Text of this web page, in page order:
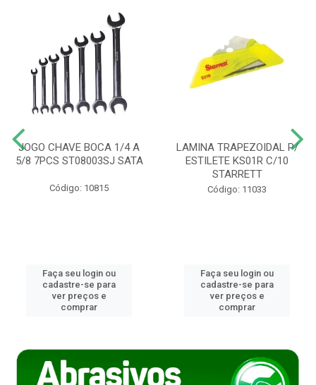
JOGO CHAVE BOCA 1/4 A
5/8 7PCS ST08003SJ SATA
Código: 10815
Faça seu login ou
cadastre-se para
ver preços e
comprar
LAMINA TRAPEZOIDAL P/
ESTILETE KS01R C/10
STARRETT
Código: 11033
Faça seu login ou
cadastre-se para
ver preços e
comprar